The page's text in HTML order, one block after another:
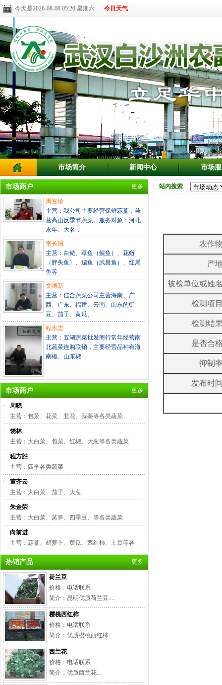
今天是2026-08-08 05:20 星期六 今日天气
市场简介 新闻中心 市场
市场商户 更多
周克珍
主营：我公司主要经营保鲜蒜薹，兼
营高山反季节蔬菜。服务对象：河北
永年、大名，
李长国
主营：白鲢、草鱼（鲩鱼）、花鲢
（胖头鱼）、鳊鱼（武昌鱼）、红尾
鱼等
文德新
主营：佳合蔬菜公司主营海南、广
西、广东、福建、云南、山东的豇
豆、茄子、黄瓜、
程永志
主营：五湖蔬菜批发商行常年经营南
北蔬菜连购联销，主要经营品种有海
南椒、山东椒
市场商户 更多
·
周晓
主营：包菜、花菜、韭花、蒜薹等各类蔬菜
·
饶林
主营：大白菜、包菜、红椒、大葱等各类蔬菜
·
程方胜
主营：四季各类蔬菜
·
董齐云
主营：大白菜、茄子、大葱
·
朱金荣
主营：大白菜、莴笋、四季豆、等各类蔬菜
·
向前进
主营：蒜薹、胡萝卜、黄瓜、西红柿、土豆等各
热销产品 更多
荷兰豆
价格：电话联系
简介：昆明优质荷兰豆....
樱桃西红柿
价格：电话联系
简介：优质樱桃西红柿...
西兰花
价格：电话联系
简介：优质西兰花...
站内搜索
农作
产
被检单位或姓
检测项
检测结
是否合
抑制
发布时